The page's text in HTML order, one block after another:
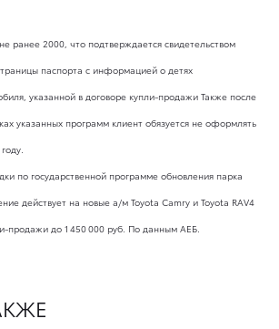
ранее 2000, что подтверждается свидетельством
паспорта с информацией о детях
указанной в договоре купли-продажи Также после
указанных программ клиент обязуется не оформлять
по государственной программе обновления парка
действует на новые а/м Toyota Camry и Toyota RAV4
продажи до 1 450 000 руб. По данным АЕБ.